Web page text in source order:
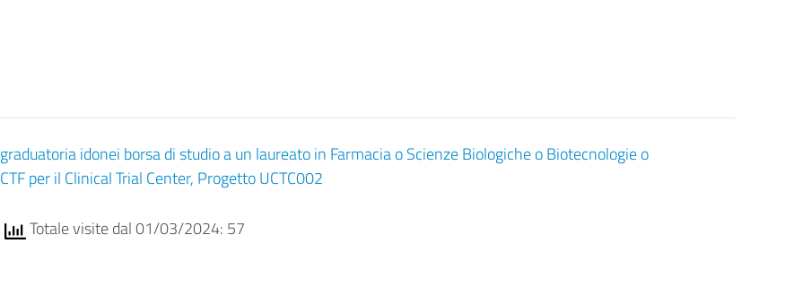
graduatoria idonei borsa di studio a un laureato in Farmacia o Scienze Biologiche o Biotecnologie o
CTF per il Clinical Trial Center, Progetto UCTC002
Totale visite dal 01/03/2024: 57